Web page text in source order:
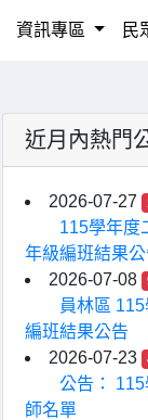
資訊專區 民
近月內熱門
2026-07-27
115學年度
年級編班結果公
2026-07-08
員林區
編班結果公告
2026-07-23
公告：
師名單